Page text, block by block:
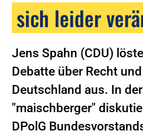
sich leider
Jens Spahn (CDU)
Debatte über Recht
Deutschland aus. In
"maischberger"
DPolG